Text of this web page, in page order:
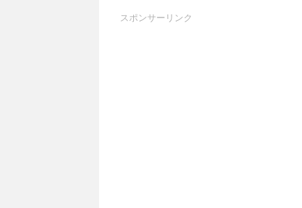
スポンサーリンク